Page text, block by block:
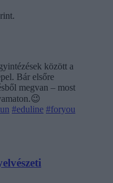
között a
Bár elsőre
megvan – most
#eduline #foryou